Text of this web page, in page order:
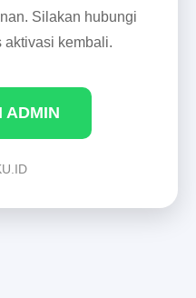
Silakan hubungi
aktivasi kembali.
ADMIN